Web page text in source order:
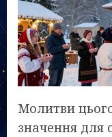
Молитви
значення для